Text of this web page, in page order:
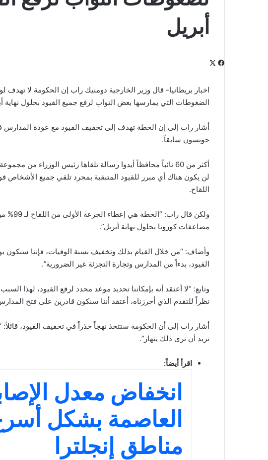
أبريل
فيسبوك
اخبار بريطانيا- قال وزير الخارجية دومنيك راب إن الحكومة لا
الضغوطات التي يمارسها بعض النواب لرفع جميع القيود بحلول نهاية
جونسون سابقاً.
لن يكون هناك أي مبرر للقيود المتبقية بمجرد تلقي جميع
اللقاح.
ولكن
مضاعفات كورونا بحلول نهاية أبريل”.
وأضاف: “من خلال القيام بذلك وتخفيف نسبة الوفيات، فإننا
القيود، بدءاً من المدارس وتجارة التجزئة غير الضرورية”.
نظراً للتقدم الذي أحرزناه، أعتقد أننا سنكون قادرين على فتح
أشار راب إلى أن الحكومة ستتخذ نهجاً حذراً في تحفيف القيود، قائلاً:
نريد أن نرى ذلك ينهار”.
اقرأ أيضاً:
انخفاض معدل
العاصمة بشكل
مناطق إنجلترا